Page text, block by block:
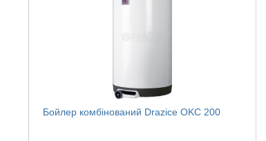
Бойлер комбінований Drazice OKC 200